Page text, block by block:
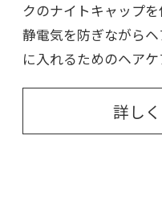
クのナイトキャップ
静電気を防ぎながら
に入れるためのヘアケ
詳し